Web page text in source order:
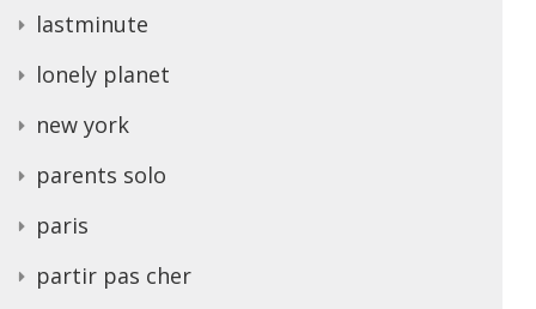
lastminute
lonely planet
new york
parents solo
paris
partir pas cher